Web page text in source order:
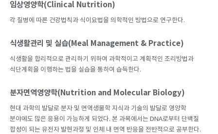
임상영양학(Clinical Nutrition)
각 질병에 따른 건강법칙과 식이요법을 의학적인 방법으로 연구한다.
식생활관리 및 실습(Meal Management & Practice)
식생활을 합리적으로 관리하기 위하여 과학적이고 계획적인 조리방법과
식단계획을 이행하는 법을 실습을 통하여 습득한다.
분자면역영양학(Nutrition and Molecular Biology)
현대 과학의 발달로 분자 및 면역생물학 지식과 기술의 발달로 영양학
분야에도 많은 응용이 가능하게 되었다. 본 과목에서는 DNA로부터 단백질
합성이 되는 유전자 발현과정 및 인체 내 면역 반응을 전반적으로 공부한다.